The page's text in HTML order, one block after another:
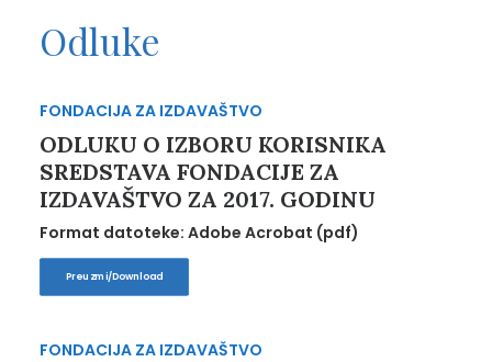
Odluke
FONDACIJA ZA IZDAVAŠTVO
ODLUKU O IZBORU KORISNIKA
SREDSTAVA FONDACIJE ZA
IZDAVAŠTVO ZA 2017. GODINU
Format datoteke: Adobe Acrobat (pdf)
Preuzmi/Download
FONDACIJA ZA IZDAVAŠTVO